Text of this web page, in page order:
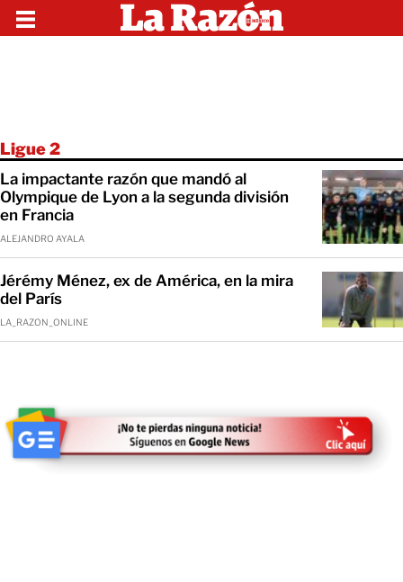
Ligue 2
La impactante razón que mandó al
Olympique de Lyon a la segunda división
en Francia
ALEJANDRO AYALA
Jérémy Ménez, ex de América, en la mira
del París
LA_RAZON_ONLINE